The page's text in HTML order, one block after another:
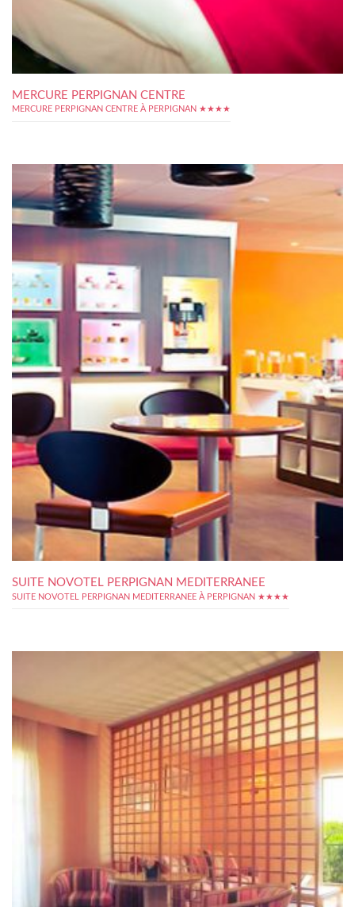
MERCURE PERPIGNAN CENTRE
MERCURE PERPIGNAN CENTRE À PERPIGNAN ★★★★
SUITE NOVOTEL PERPIGNAN MEDITERRANEE
SUITE NOVOTEL PERPIGNAN MEDITERRANEE À PERPIGNAN ★★★★